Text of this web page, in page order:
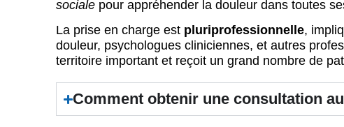
sociale pour appréhender la douleur dans toutes
La prise en charge est pluriprofessionnelle,
douleur, psychologues cliniciennes, et autres
territoire important et reçoit un grand nombre de
Comment obtenir une consultation